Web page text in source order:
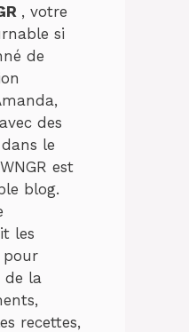
, votre
si
de
des
le
est
blog.
les
pour
de la
recettes,